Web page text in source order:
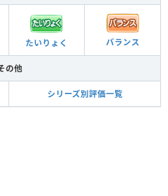
たいりょく バランス
の他
シリーズ別評価一覧